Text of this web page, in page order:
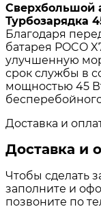
Сверхбольшой
Турбозарядка
Благодаря
батарея POCO
улучшенную
срок службы в
мощностью 45
Доставка и
Доставка и
Чтобы сделать
заполните и
позвоните по